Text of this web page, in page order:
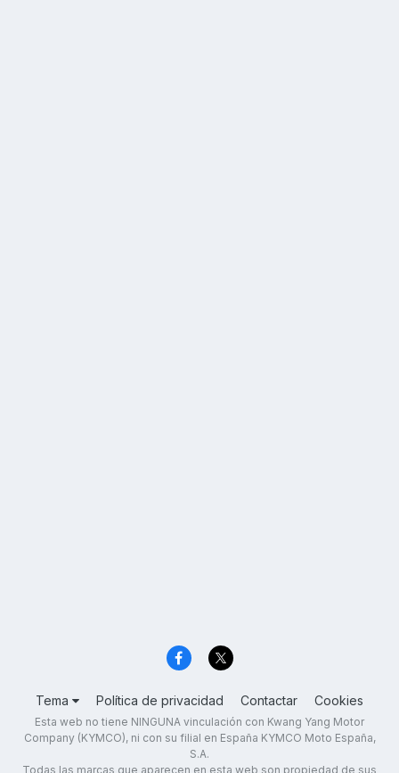
Tema Política de privacidad Contactar Cookies
Esta web no tiene NINGUNA vinculación con Kwang Yang Motor
Company (KYMCO), ni con su filial en España KYMCO Moto España,
S.A.
Todas las marcas que aparecen en esta web son propiedad de sus